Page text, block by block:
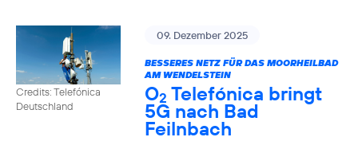
Credits: Telefónica
Deutschland
09. Dezember 2025
BESSERES NETZ FÜR DAS MOORHEILBAD
AM WENDELSTEIN
O2 Telefónica bringt
5G nach Bad
Feilnbach